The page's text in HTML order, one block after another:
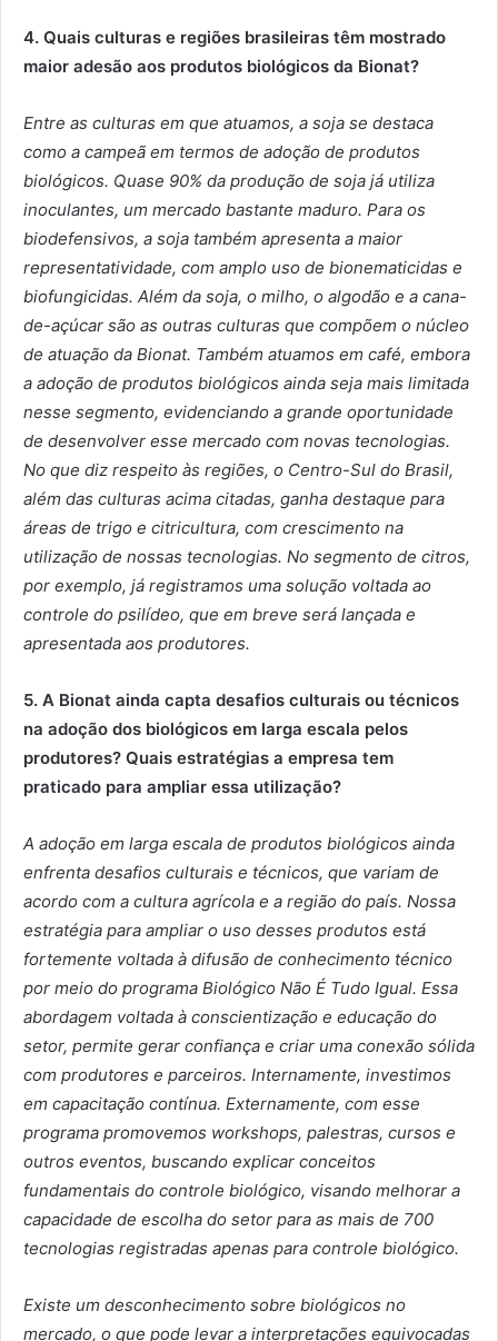
4. Quais culturas e regiões brasileiras têm mostrado
maior adesão aos produtos biológicos da Bionat?
Entre as culturas em que atuamos, a soja se destaca
como a campeã em termos de adoção de produtos
biológicos. Quase 90% da produção de soja já utiliza
inoculantes, um mercado bastante maduro. Para os
biodefensivos, a soja também apresenta a maior
representatividade, com amplo uso de bionematicidas e
biofungicidas. Além da soja, o milho, o algodão e a cana-
de-açúcar são as outras culturas que compõem o núcleo
de atuação da Bionat. Também atuamos em café, embora
a adoção de produtos biológicos ainda seja mais limitada
nesse segmento, evidenciando a grande oportunidade
de desenvolver esse mercado com novas tecnologias.
No que diz respeito às regiões, o Centro-Sul do Brasil,
além das culturas acima citadas, ganha destaque para
áreas de trigo e citricultura, com crescimento na
utilização de nossas tecnologias. No segmento de citros,
por exemplo, já registramos uma solução voltada ao
controle do psilídeo, que em breve será lançada e
apresentada aos produtores.
5. A Bionat ainda capta desafios culturais ou técnicos
na adoção dos biológicos em larga escala pelos
produtores? Quais estratégias a empresa tem
praticado para ampliar essa utilização?
A adoção em larga escala de produtos biológicos ainda
enfrenta desafios culturais e técnicos, que variam de
acordo com a cultura agrícola e a região do país. Nossa
estratégia para ampliar o uso desses produtos está
fortemente voltada à difusão de conhecimento técnico
por meio do programa Biológico Não É Tudo Igual. Essa
abordagem voltada à conscientização e educação do
setor, permite gerar confiança e criar uma conexão sólida
com produtores e parceiros. Internamente, investimos
em capacitação contínua. Externamente, com esse
programa promovemos workshops, palestras, cursos e
outros eventos, buscando explicar conceitos
fundamentais do controle biológico, visando melhorar a
capacidade de escolha do setor para as mais de 700
tecnologias registradas apenas para controle biológico.
Existe um desconhecimento sobre biológicos no
mercado, o que pode levar a interpretações equivocadas